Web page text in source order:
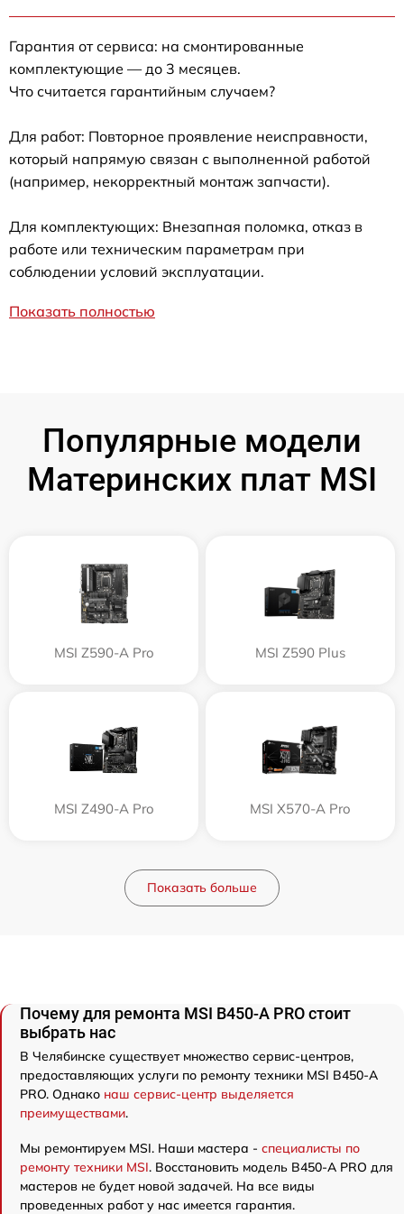
Гарантия от сервиса: на смонтированные
комплектующие — до 3 месяцев.
Что считается гарантийным случаем?
Для работ: Повторное проявление неисправности,
который напрямую связан с выполненной работой
(например, некорректный монтаж запчасти).
Для комплектующих: Внезапная поломка, отказ в
работе или техническим параметрам при
соблюдении условий эксплуатации.
Показать полностью
Популярные модели
Материнских плат MSI
MSI Z590-A Pro MSI Z590 Plus
MSI Z490-A Pro MSI X570-A Pro
Показать больше
Почему для ремонта MSI B450-A PRO стоит
выбрать нас
В Челябинске существует множество сервис-центров,
предоставляющих услуги по ремонту техники MSI B450-A
PRO. Однако наш сервис-центр выделяется
преимуществами.
Мы ремонтируем MSI. Наши мастера - специалисты по
ремонту техники MSI. Восстановить модель B450-A PRO для
мастеров не будет новой задачей. На все виды
проведенных работ у нас имеется гарантия.